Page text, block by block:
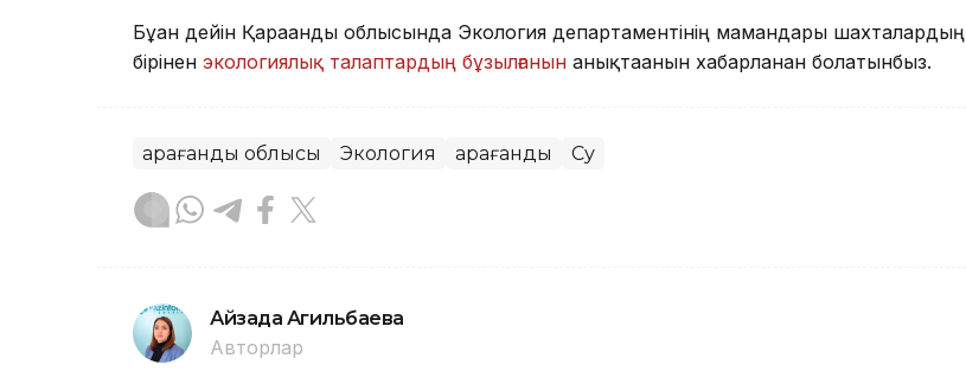
Бұған дейін Қарағанды облысында Экология департаментінің мамандары шахталардың
бірінен экологиялық талаптардың бұзылғанын анықтағанын хабарланған болатынбыз.
Қарағанды облысы Экология Қарағанды Су
Айзада Агильбаева
Авторлар